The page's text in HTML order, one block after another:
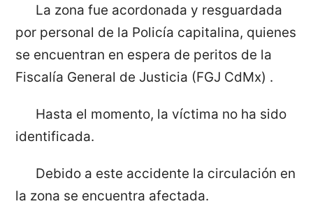
La zona fue acordonada y resguardada
por personal de la Policía capitalina, quienes
se encuentran en espera de peritos de la
Fiscalía General de Justicia (FGJ CdMx) .
Hasta el momento, la víctima no ha sido
identificada.
Debido a este accidente la circulación en
la zona se encuentra afectada.